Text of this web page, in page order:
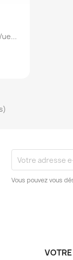
Vous pouvez vous